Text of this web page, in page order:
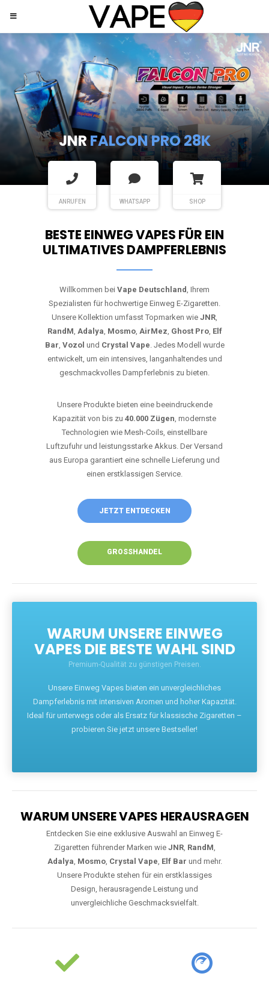
JNRSHISHA HOOKAH MAX
ANRUFEN WHATSAPP SHOP
BESTE EINWEG VAPES FÜR EIN
ULTIMATIVES DAMPFERLEBNIS
Willkommen bei Vape Deutschland, Ihrem
Spezialisten für hochwertige Einweg E-Zigaretten.
Unsere Kollektion umfasst Topmarken wie JNR,
RandM, Adalya, Mosmo, AirMez, Ghost Pro, Elf
Bar, Vozol und Crystal Vape. Jedes Modell wurde
entwickelt, um ein intensives, langanhaltendes und
geschmackvolles Dampferlebnis zu bieten.
Unsere Produkte bieten eine beeindruckende
Kapazität von bis zu 40.000 Zügen, modernste
Technologien wie Mesh-Coils, einstellbare
Luftzufuhr und leistungsstarke Akkus. Der Versand
aus Europa garantiert eine schnelle Lieferung und
einen erstklassigen Service.
JETZT ENTDECKEN
GROSSHANDEL
WARUM UNSERE EINWEG
VAPES DIE BESTE WAHL SIND
Premium-Qualität zu günstigen Preisen.
Unsere Einweg Vapes bieten ein unvergleichliches
Dampferlebnis mit intensiven Aromen und hoher Kapazität.
Ideal für unterwegs oder als Ersatz für klassische Zigaretten –
probieren Sie jetzt unsere Bestseller!
WARUM UNSERE VAPES HERAUSRAGEN
Entdecken Sie eine exklusive Auswahl an Einweg E-
Zigaretten führender Marken wie JNR, RandM,
Adalya, Mosmo, Crystal Vape, Elf Bar und mehr.
Unsere Produkte stehen für ein erstklassiges
Design, herausragende Leistung und
unvergleichliche Geschmacksvielfalt.